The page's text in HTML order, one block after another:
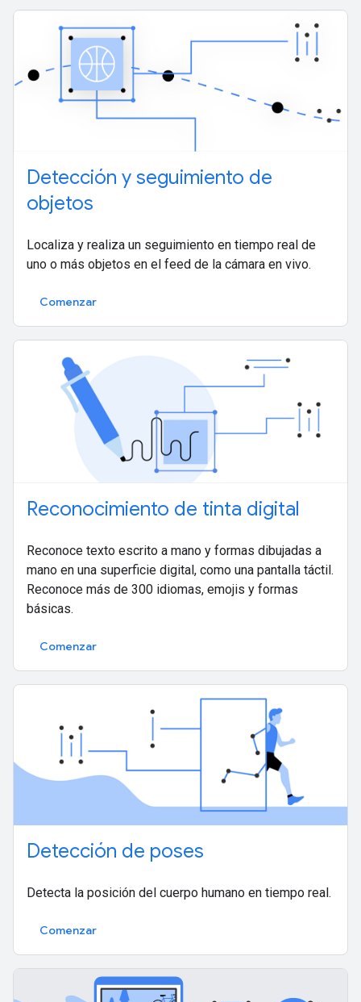
Detección y seguimiento de
objetos
Localiza y realiza un seguimiento en tiempo real de
uno o más objetos en el feed de la cámara en vivo.
Comenzar
Reconocimiento de tinta digital
Reconoce texto escrito a mano y formas dibujadas a
mano en una superficie digital, como una pantalla táctil.
Reconoce más de 300 idiomas, emojis y formas
básicas.
Comenzar
Detección de poses
Detecta la posición del cuerpo humano en tiempo real.
Comenzar